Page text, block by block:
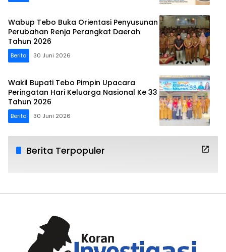
Wabup Tebo Buka Orientasi Penyusunan
Perubahan Renja Perangkat Daerah
Tahun 2026
Berita 30 Juni 2026
Wakil Bupati Tebo Pimpin Upacara
Peringatan Hari Keluarga Nasional Ke 33
Tahun 2026
Berita 30 Juni 2026
Berita Terpopuler